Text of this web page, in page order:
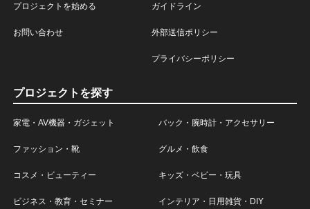
プロジェクトを始める
お問い合わせ
ガイドライン
外部送信ポリシー
プライバシーポリシー
プロジェクトを探す
家電・AV機器・ガジェット バック・腕時計・アクセサリー
ファッション・靴 グルメ・飲食
コスメ・ビューティー キッズ・ベビー・玩具
ビジネス・教育・セミナー インテリア・日用雑貨・DIY